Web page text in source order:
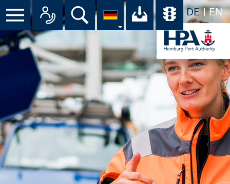
DE EN
Menü Alle Ansprechpartner im
Suche Ihr Download-